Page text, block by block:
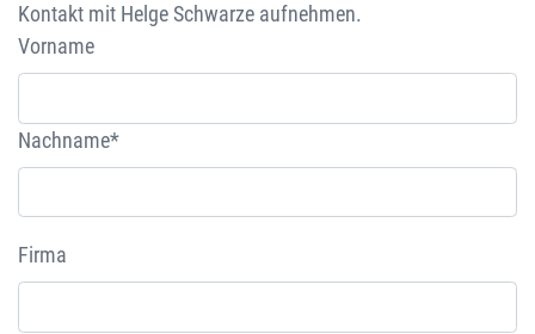
Kontakt mit Helge Schwarze aufnehmen.
Vorname
Nachname*
Firma